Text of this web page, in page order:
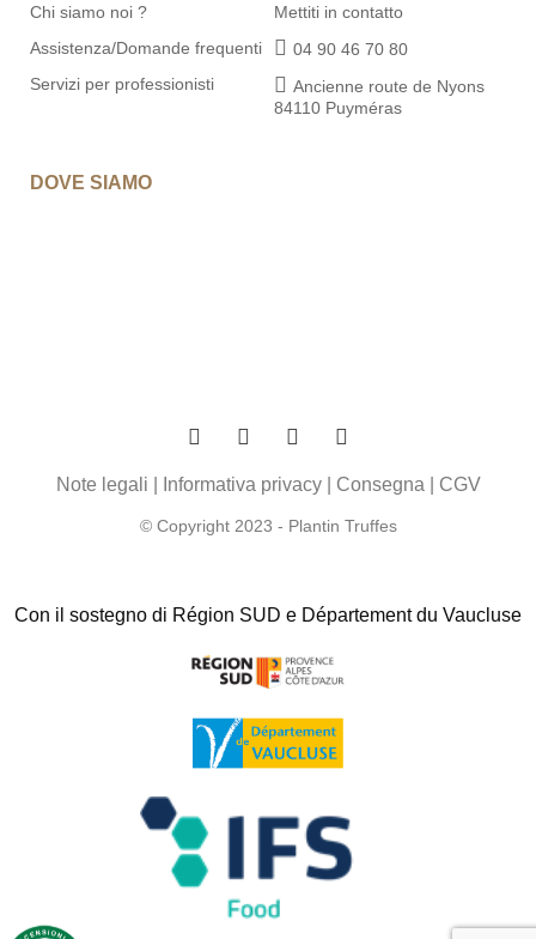
Chi siamo noi ?
Assistenza/Domande frequenti
Servizi per professionisti
Mettiti in contatto
04 90 46 70 80
Ancienne route de Nyons
84110 Puyméras
DOVE SIAMO
© Copyright 2023 - Plantin Truffes
Note legali Informativa privacy| Consegna CGV
Con il sostegno di Région SUD e Département du Vaucluse